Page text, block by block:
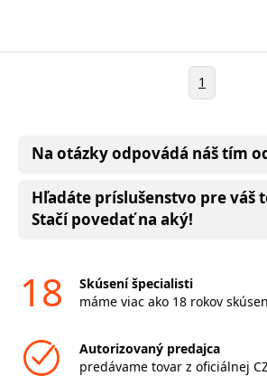
1
Na otázky odpovádá náš tím
Hľadáte príslušenstvo pre váš
Stačí povedať na aký!
18
Skúsení špecialisti
máme viac ako 18 rokov
Autorizovaný predajca
predávame tovar z oficiálnej